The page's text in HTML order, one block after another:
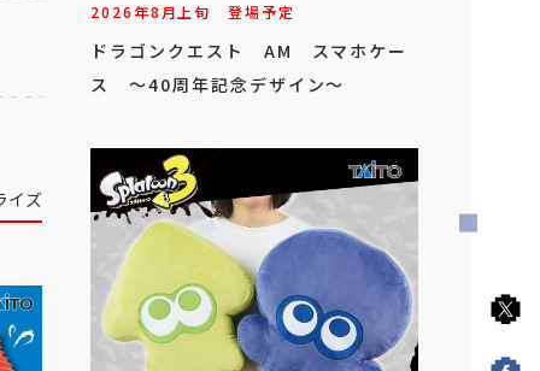
イズ
2026年8月上旬 登場予定
ドラゴンクエスト AM スマホケー
ス ～40周年記念デザイン～